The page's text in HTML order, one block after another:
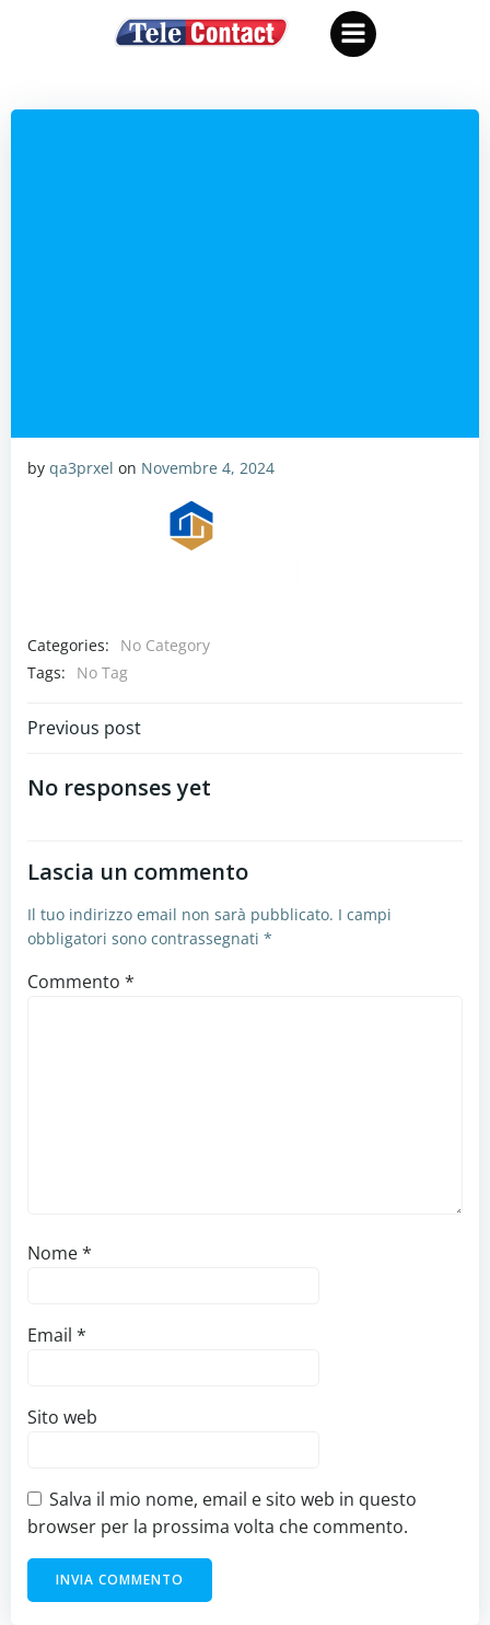
al
by qa3prxel on Novembre 4, 2024
Categories:
No Category
Tags:
No Tag
Navigazione
articoli
Previous post
No responses yet
Lascia un commento
Il tuo indirizzo email non sarà pubblicato. I campi
obbligatori sono contrassegnati *
Commento *
Nome*
Email *
Sito web
Salva il mio nome, email e sito web in questo
browser per la prossima volta che commento.